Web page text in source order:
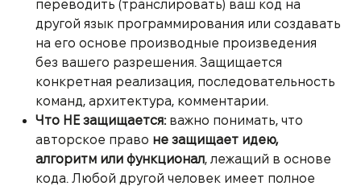
переводить (транслировать) ваш код на
другой язык программирования или создавать
на его основе производные произведения
без вашего разрешения. Защищается
конкретная реализация, последовательность
команд, архитектура, комментарии.
Что НЕ защищается:важно понимать, что
авторское право не защищает идею,
алгоритм или функционал, лежащий в основе
кода. Любой другой человек имеет полное